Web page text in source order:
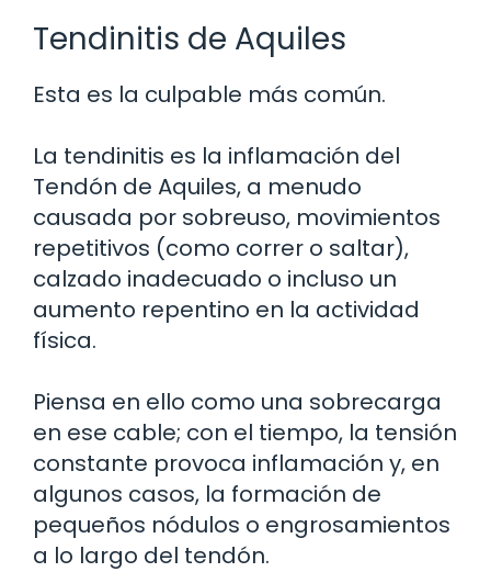
Tendinitis de Aquiles
Esta es la culpable más común.
La tendinitis es la inflamación del
Tendón de Aquiles, a menudo
causada por sobreuso, movimientos
repetitivos (como correr o saltar),
calzado inadecuado o incluso un
aumento repentino en la actividad
física.
Piensa en ello como una sobrecarga
en ese cable; con el tiempo, la tensión
constante provoca inflamación y, en
algunos casos, la formación de
pequeños nódulos o engrosamientos
a lo largo del tendón.